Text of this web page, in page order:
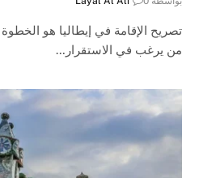
تصريح الإقامة في إيطاليا هو
من يرغب في الاستقرار…